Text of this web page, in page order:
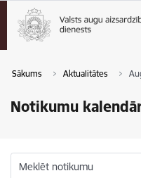
Sākums Aktualitātes
Notikumu
Meklēt notikumu